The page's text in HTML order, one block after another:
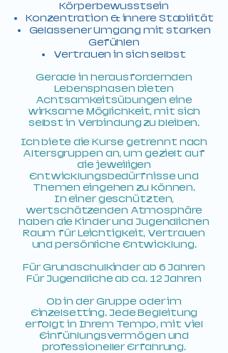
Körperbewusstsein
Konzentration & innere Stabilität
Gelassener Umgang mit starken
Gefühlen
Vertrauen in sich selbst​
Gerade in herausfordernden
Lebensphasen bieten
Achtsamkeitsübungen eine
wirksame Möglichkeit, mit sich
selbst in Verbindung zu bleiben.
Ich biete die Kurse getrennt nach
Altersgruppen an, um gezielt auf
die jeweiligen
Entwicklungsbedürfnisse und
Themen eingehen zu können.
In einer geschützten,
wertschätzenden Atmosphäre
haben die Kinder und Jugendlichen
Raum für Leichtigkeit, Vertrauen
und persönliche Entwicklung.
Für Grundschulkinder ab 6 Jahren
Für Jugendliche ab ca. 12 Jahren
Ob in der Gruppe oder im
Einzelsetting. Jede Begleitung
erfolgt in Ihrem Tempo, mit viel
Einfühlungsvermögen und
professioneller Erfahrung.